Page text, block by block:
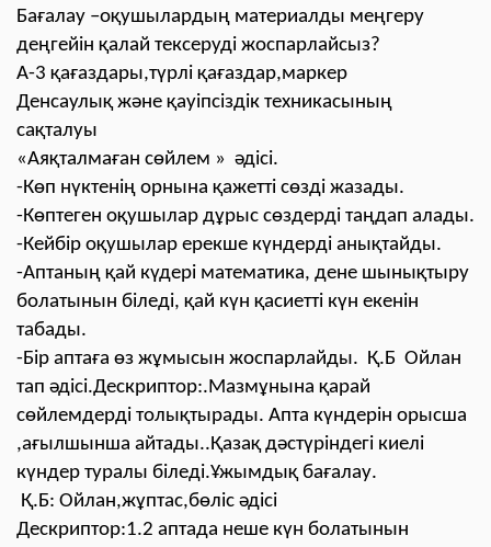
Бағалау –оқушылардың материалды меңгеру
деңгейін қалай тексеруді жоспарлайсыз?
А-3 қағаздары,түрлі қағаздар,маркер
Денсаулық және қауіпсіздік техникасының
сақталуы
«Аяқталмаған сөйлем » әдісі.
-Көп нүктенің орнына қажетті сөзді жазады.
-Көптеген оқушылар дұрыс сөздерді таңдап алады.
-Кейбір оқушылар ерекше күндерді анықтайды.
-Аптаның қай күдері математика, дене шынықтыру
болатынын біледі, қай күн қасиетті күн екенін
табады.
-Бір аптаға өз жұмысын жоспарлайды. Қ.Б Ойлан
тап әдісі.Дескриптор:.Мазмұнына қарай
сөйлемдерді толықтырады. Апта күндерін орысша
,ағылшынша айтады..Қазақ дәстүріндегі киелі
күндер туралы біледі.Ұжымдық бағалау.
Қ.Б: Ойлан,жұптас,бөліс әдісі
Дескриптор:1.2 аптада неше күн болатынын